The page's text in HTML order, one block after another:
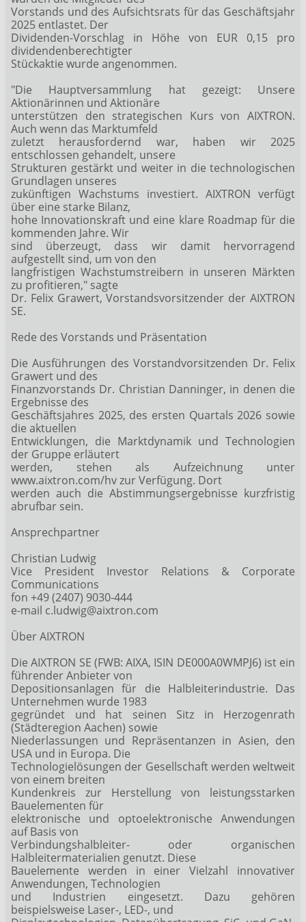
Vorstands und des Aufsichtsrats für das Geschäftsjahr
2025 entlastet. Der
Dividenden-Vorschlag in Höhe von EUR 0,15 pro
dividendenberechtigter
Stückaktie wurde angenommen.
"Die Hauptversammlung hat gezeigt: Unsere
Aktionärinnen und Aktionäre
unterstützen den strategischen Kurs von AIXTRON.
Auch wenn das Marktumfeld
zuletzt herausfordernd war, haben wir 2025
entschlossen gehandelt, unsere
Strukturen gestärkt und weiter in die technologischen
Grundlagen unseres
zukünftigen Wachstums investiert. AIXTRON verfügt
über eine starke Bilanz,
hohe Innovationskraft und eine klare Roadmap für die
kommenden Jahre. Wir
sind überzeugt, dass wir damit hervorragend
aufgestellt sind, um von den
langfristigen Wachstumstreibern in unseren Märkten
zu profitieren," sagte
Dr. Felix Grawert, Vorstandsvorsitzender der AIXTRON
SE.
Rede des Vorstands und Präsentation
Die Ausführungen des Vorstandvorsitzenden Dr. Felix
Grawert und des
Finanzvorstands Dr. Christian Danninger, in denen die
Ergebnisse des
Geschäftsjahres 2025, des ersten Quartals 2026 sowie
die aktuellen
Entwicklungen, die Marktdynamik und Technologien
der Gruppe erläutert
werden, stehen als Aufzeichnung unter
www.aixtron.com/hv zur Verfügung. Dort
werden auch die Abstimmungsergebnisse kurzfristig
abrufbar sein.
Ansprechpartner
Christian Ludwig
Vice President Investor Relations & Corporate
Communications
fon +49 (2407) 9030-444
e-mail c.ludwig@aixtron.com
Über AIXTRON
Die AIXTRON SE (FWB: AIXA, ISIN DE000A0WMPJ6) ist ein
führender Anbieter von
Depositionsanlagen für die Halbleiterindustrie. Das
Unternehmen wurde 1983
gegründet und hat seinen Sitz in Herzogenrath
(Städteregion Aachen) sowie
Niederlassungen und Repräsentanzen in Asien, den
USA und in Europa. Die
Technologielösungen der Gesellschaft werden weltweit
von einem breiten
Kundenkreis zur Herstellung von leistungsstarken
Bauelementen für
elektronische und optoelektronische Anwendungen
auf Basis von
Verbindungshalbleiter- oder organischen
Halbleitermaterialien genutzt. Diese
Bauelemente werden in einer Vielzahl innovativer
Anwendungen, Technologien
und Industrien eingesetzt. Dazu gehören
beispielsweise Laser-, LED-, und